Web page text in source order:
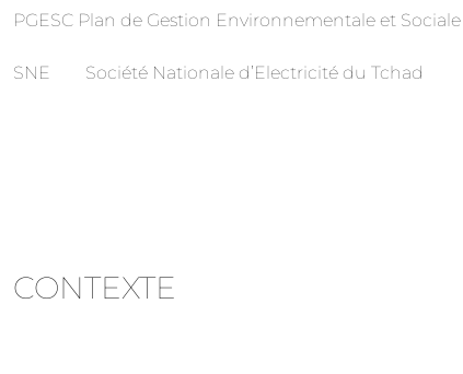
PGESC Plan de Gestion Environnementale et
SNE Société Nationale d’Electricité du Tchad
CONTEXTE